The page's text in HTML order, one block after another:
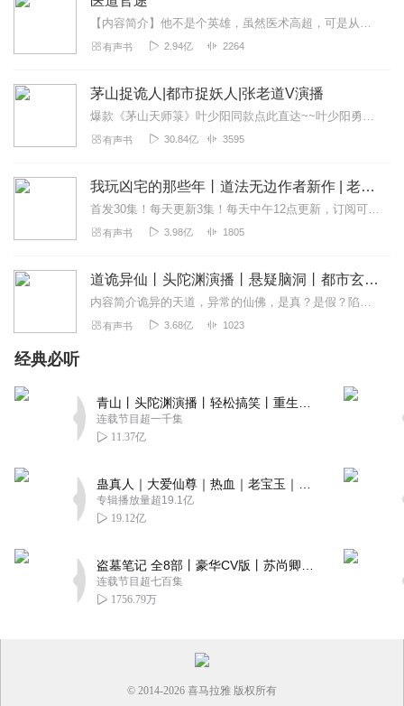
【内容简介】他不是个英雄，虽然医术高超，可是从来不做没有回报的事情。张一针治好的富人多，基本上都是给了银子的，他治好的女人多，对于这种不良医生野史都羞于记载。张...
有声书 2.94亿 2264
茅山捉诡人|都市捉妖人|张老道V演播
️爆款《茅山天师箓》叶少阳同款点此直达~~叶少阳勇闯都市，与人斗，与狐斗，一路全收！作者：青子中国作协会员，安徽省网络作家协会副主席，阅文集团大神作家。...
有声书 30.84亿 3595
我玩凶宅的那些年丨道法无边作者新作 | 老彩演播
首发30集！每天更新3集！每天中午12点更新，订阅可以看到每日更新哦！内容简介因赌入局丧失了性命，却也因此获得了异于常人的能力，为了能活下去，更为了保护身边的亲...
有声书 3.98亿 1805
道诡异仙丨头陀渊演播丨悬疑脑洞丨都市玄幻丨热血爽文丨VIP免费|多人有声剧
内容简介诡异的天道，异常的仙佛，是真？是假？陷入迷惘的李火旺无法分辨。可让他无法分辨的不仅仅只是这些。还有他自己，他病了，病的很重。李火旺在修仙世界中经历的种...
有声书 3.68亿 1023
经典必听
连载节目超一千集
11.37亿
专辑播放量超19.1亿
19.12亿
连载节目超七百集
1756.79万
© 2014-2026 喜马拉雅 版权所有